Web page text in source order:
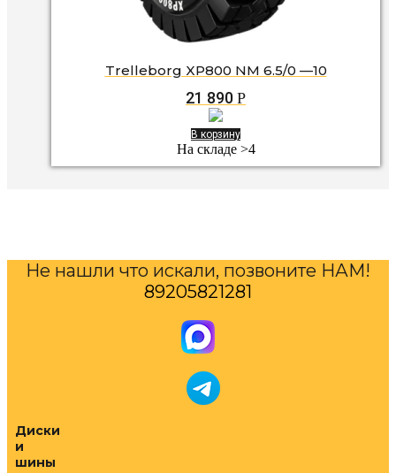
Trelleborg XP800 NM 6.5/0 —10
21 890 Р
В корзину
На складе >4
Не нашли что искали, позвоните НАМ!
89205821281
Диски
и
шины